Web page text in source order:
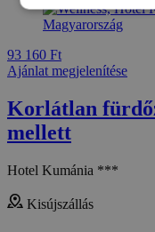
93 160 Ft
Ajánlat megjelenítése
Korlátlan
mellett
Hotel Kumánia ***
Kisújszállás